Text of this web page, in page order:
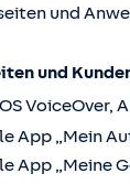
und
und
VoiceOver,
App „Mein
App „Meine